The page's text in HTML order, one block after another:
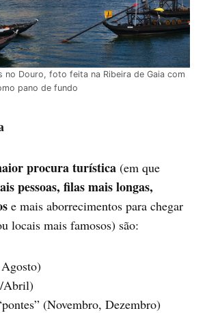
no Douro, foto feita na Ribeira de Gaia com
pano de fundo
procura turística (em que
pessoas, filas mais longas,
e mais aborrecimentos para chegar
locais mais famosos) são:
Abril)
(Novembro, Dezembro)